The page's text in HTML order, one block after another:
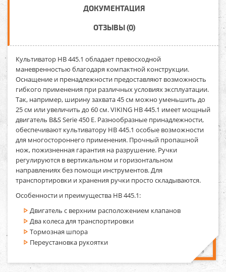
ДОКУМЕНТАЦИЯ
ОТЗЫВЫ (0)
Культиватор HB 445.1 обладает превосходной
маневренностью благодаря компактной конструкции.
Оснащение и пренадлежности предоставляют возможность
гибкого применения при различных условиях эксплуатации.
Так, например, ширину захвата 45 см можно уменьшить до
25 см или увеличить до 60 см.VIKING HB 445.1 имеет мощный
двигатель B&S Serie 450 E. Разнообразные принадлежности,
обеспечивают культиватору HB 445.1 особые возможности
для многостороннего применения. Прочный пропашной
нож, пожизненная гарантия на разрушение. Ручки
регулируются в вертикальном и горизонтальном
направлениях без помощи инструментов. Для
транспортировки и хранения ручки просто складываются.
Особенности и преимущества HB 445.1:
Двигатель с верхним расположением клапанов
Два колеса для транспортировки
Тормозная шпора
Переустановка рукоятки